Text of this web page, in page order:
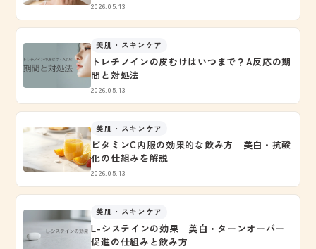
2026.05.13
美肌・スキンケア
トレチノインの皮むけはいつまで？A反応の期
間と対処法
2026.05.13
美肌・スキンケア
ビタミンC内服の効果的な飲み方｜美白・抗酸
化の仕組みを解説
2026.05.13
美肌・スキンケア
L-システインの効果｜美白・ターンオーバー
促進の仕組みと飲み方